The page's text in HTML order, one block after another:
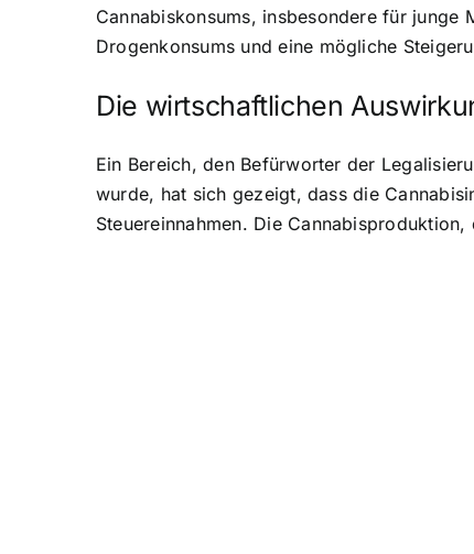
Cannabiskonsums, insbesondere für junge
Drogenkonsums und eine mögliche
Die wirtschaftlichen
Ein Bereich, den Befürworter der
wurde, hat sich gezeigt, dass die
Steuereinnahmen. Die